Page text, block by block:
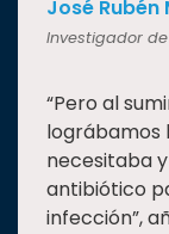
José Rubén
Investigador de
“Pero al
lográbamos
necesitaba
antibiótico
infección”,